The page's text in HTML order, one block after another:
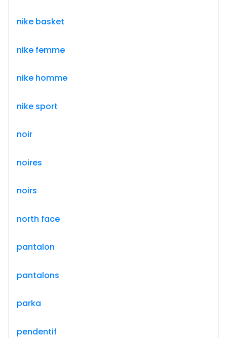
nike basket
nike femme
nike homme
nike sport
noir
noires
noirs
north face
pantalon
pantalons
parka
pendentif